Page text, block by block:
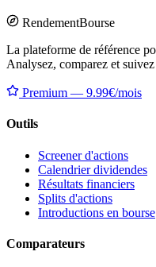
RendementBourse
La plateforme de référence
Analysez, comparez et
Premium — 9.99€/mois
Outils
Screener d'actions
Calendrier dividendes
Résultats financiers
Splits d'actions
Introductions en bourse
Comparateurs